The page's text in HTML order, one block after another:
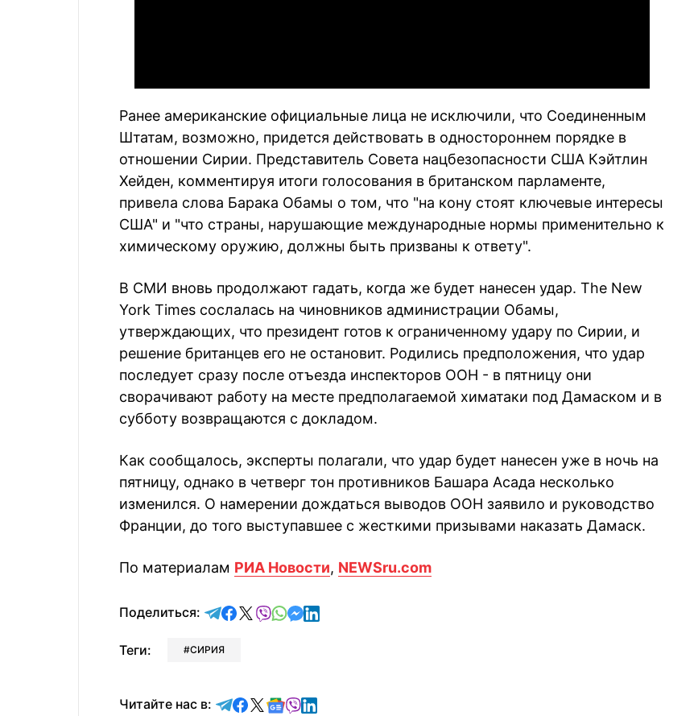
Ранее американские официальные лица не исключили, что Соединенным
Штатам, возможно, придется действовать в одностороннем порядке в
отношении Сирии. Представитель Совета нацбезопасности США Кэйтлин
Хейден, комментируя итоги голосования в британском парламенте,
привела слова Барака Обамы о том, что "на кону стоят ключевые интересы
США" и "что страны, нарушающие международные нормы применительно к
химическому оружию, должны быть призваны к ответу".
В СМИ вновь продолжают гадать, когда же будет нанесен удар. The New
York Times сослалась на чиновников администрации Обамы,
утверждающих, что президент готов к ограниченному удару по Сирии, и
решение британцев его не остановит. Родились предположения, что удар
последует сразу после отъезда инспекторов ООН - в пятницу они
сворачивают работу на месте предполагаемой химатаки под Дамаском и в
субботу возвращаются с докладом.
Как сообщалось, эксперты полагали, что удар будет нанесен уже в ночь на
пятницу, однако в четверг тон противников Башара Асада несколько
изменился. О намерении дождаться выводов ООН заявило и руководство
Франции, до того выступавшее с жесткими призывами наказать Дамаск.
По материалам РИА Новости, NEWSru.com
Поделиться: отправить в Telegram
поделиться в Facebook
поделиться в X
отправить в Viber
отправить в Whatsapp
отправить в Messenger
отправить в LinkedIn
Теги: СИРИЯ
Читайте нас в: Читайте в Telegram
Читайте в Facebook
Читайте в X
Читайте в Google news
Читайте в Viber
Читайте в LinkedIn